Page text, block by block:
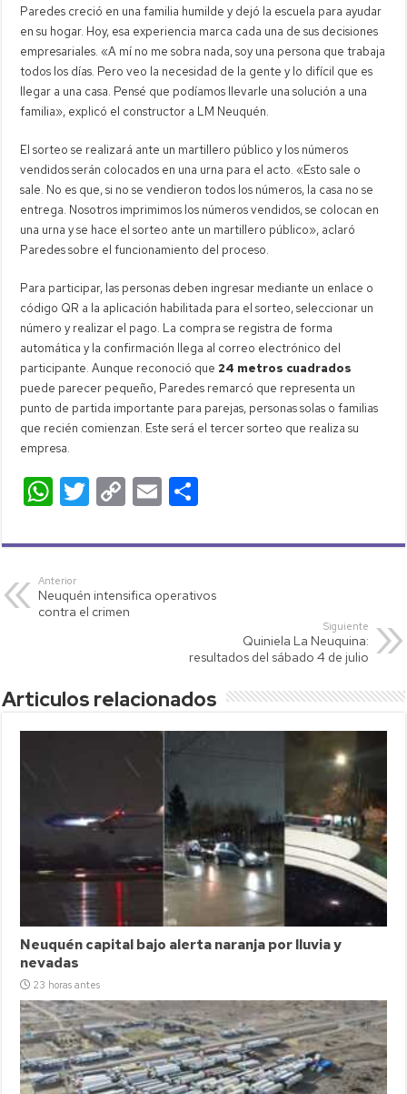
Paredes creció en una familia humilde y dejó la escuela para ayudar
en su hogar. Hoy, esa experiencia marca cada una de sus decisiones
empresariales. «A mí no me sobra nada, soy una persona que trabaja
todos los días. Pero veo la necesidad de la gente y lo difícil que es
llegar a una casa. Pensé que podíamos llevarle una solución a una
familia», explicó el constructor a LM Neuquén.
El sorteo se realizará ante un martillero público y los números
vendidos serán colocados en una urna para el acto. «Esto sale o
sale. No es que, si no se vendieron todos los números, la casa no se
entrega. Nosotros imprimimos los números vendidos, se colocan en
una urna y se hace el sorteo ante un martillero público», aclaró
Paredes sobre el funcionamiento del proceso.
Para participar, las personas deben ingresar mediante un enlace o
código QR a la aplicación habilitada para el sorteo, seleccionar un
número y realizar el pago. La compra se registra de forma
automática y la confirmación llega al correo electrónico del
participante. Aunque reconoció que 24 metros cuadrados
puede parecer pequeño, Paredes remarcó que representa un
punto de partida importante para parejas, personas solas o familias
que recién comienzan. Este será el tercer sorteo que realiza su
empresa.
W
at
s
A
T
tt
C
p
Li
E
ail m
ar
Anterior
Neuquén intensifica operativos
contra el crimen
Siguiente
Quiniela La Neuquina:
resultados del sábado 4 de julio
Articulos relacionados
Neuquén capital bajo alerta naranja por lluvia y
nevadas
23 horas antes